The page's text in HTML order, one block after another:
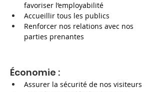
favoriser l’employabilité
Accueillir tous les publics
Renforcer nos relations avec nos
parties prenantes
Économie :
Assurer la sécurité de nos visiteurs